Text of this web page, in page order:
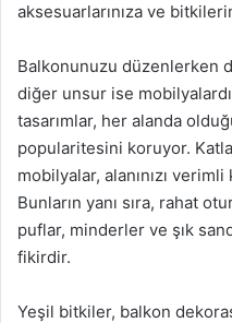
aksesuarlarınıza ve
Balkonunuzu düzenlerken
diğer unsur ise
tasarımlar, her alanda
popularitesini koruyor.
mobilyalar, alanınızı verimli
Bunların yanı sıra, rahat
puflar, minderler ve şık
fikirdir.
Yeşil bitkiler, balkon